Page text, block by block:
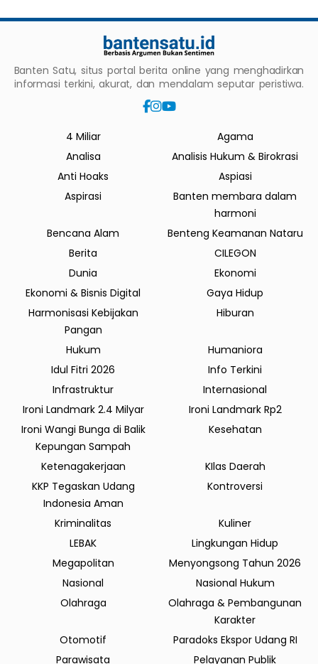
Banten Satu, situs portal berita online yang menghadirkan
informasi terkini, akurat, dan mendalam seputar peristiwa.
4 Miliar
Agama
Analisa
Analisis Hukum & Birokrasi
Anti Hoaks
Aspiasi
Aspirasi
Banten membara dalam
harmoni
Bencana Alam
Benteng Keamanan Nataru
Berita
CILEGON
Dunia
Ekonomi
Ekonomi & Bisnis Digital
Gaya Hidup
Harmonisasi Kebijakan
Pangan
Hiburan
Hukum
Humaniora
Idul Fitri 2026
Info Terkini
Infrastruktur
Internasional
Ironi Landmark 2.4 Milyar
Ironi Landmark Rp2
Ironi Wangi Bunga di Balik
Kepungan Sampah
Kesehatan
Ketenagakerjaan
KIlas Daerah
KKP Tegaskan Udang
Indonesia Aman
Kontroversi
Kriminalitas
Kuliner
LEBAK
Lingkungan Hidup
Megapolitan
Menyongsong Tahun 2026
Nasional
Nasional Hukum
Olahraga
Olahraga & Pembangunan
Karakter
Otomotif
Paradoks Ekspor Udang RI
Parawisata
Pelayanan Publik